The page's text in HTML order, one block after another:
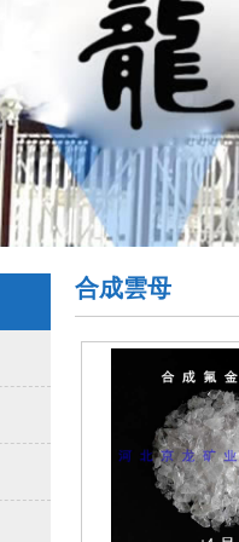
合成雲母